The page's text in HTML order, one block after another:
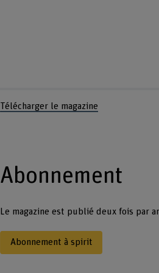
Télécharger le magazine
Abonnement
Le magazine est publié deux fois par
Abonnement à spirit